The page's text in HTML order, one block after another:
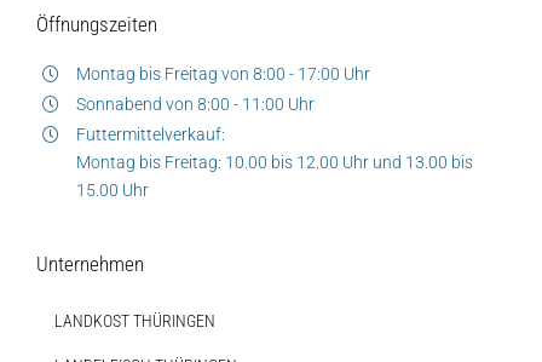
Öffnungszeiten
Montag bis Freitag von 8:00 - 17:00 Uhr
Sonnabend von 8:00 - 11:00 Uhr
Futtermittelverkauf:
Montag bis Freitag: 10.00 bis 12.00 Uhr und 13.00 bis
15.00 Uhr
Unternehmen
LANDKOST THÜRINGEN